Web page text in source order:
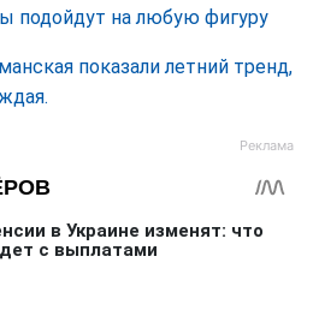
подойдут на любую фигуру
показали летний тренд,